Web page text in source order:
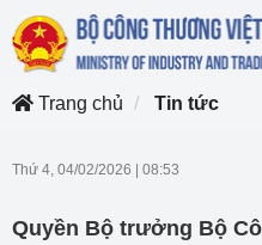
Trang chủ
Tin tức
Thứ 4, 04/02/2026 08:53
Quyền Bộ trưởng Bộ